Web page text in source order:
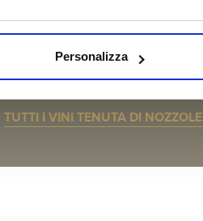
Personalizza
TUTTI I VINI TENUTA DI NOZZOLE